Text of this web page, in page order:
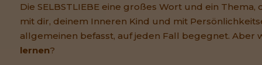
Die SELBSTLIEBE eine großes Wort und ein
mit dir, deinem Inneren Kind und mit
allgemeinen befasst, auf jeden Fall begegnet. Aber
lernen?